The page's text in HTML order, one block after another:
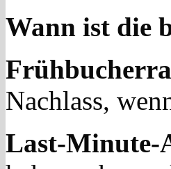
Wann ist die
Nachlass,
Last-Minute-